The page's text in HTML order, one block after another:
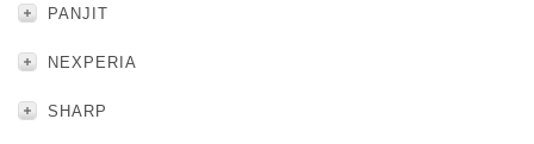
PANJIT
NEXPERIA
SHARP